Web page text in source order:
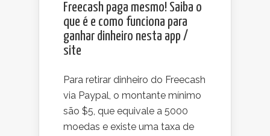
Freecash paga mesmo! Saiba o
que é e como funciona para
ganhar dinheiro nesta app /
site
Para retirar dinheiro do Freecash
via Paypal, o montante mínimo
são $5, que equivale a 5000
moedas e existe uma taxa de